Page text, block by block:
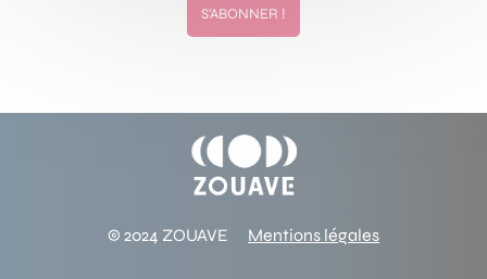
© 2024 ZOUAVE Mentions légales